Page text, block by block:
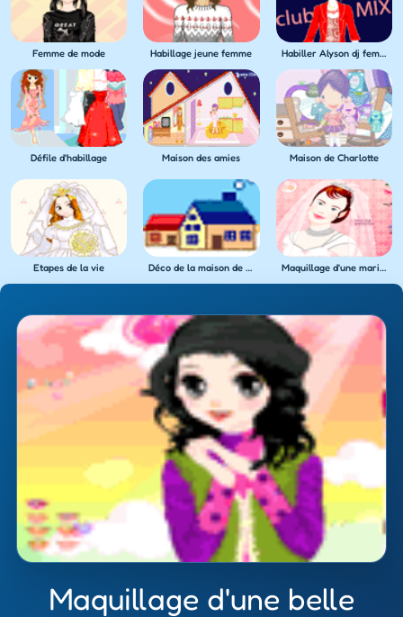
Maquillage d'une belle
Femme de mode Habillage jeune femme Habiller Alyson dj femme
Défile d'habillage Maison des amies Maison de Charlotte
Etapes de la vie Déco de la maison de famille Maquillage d'une mariée